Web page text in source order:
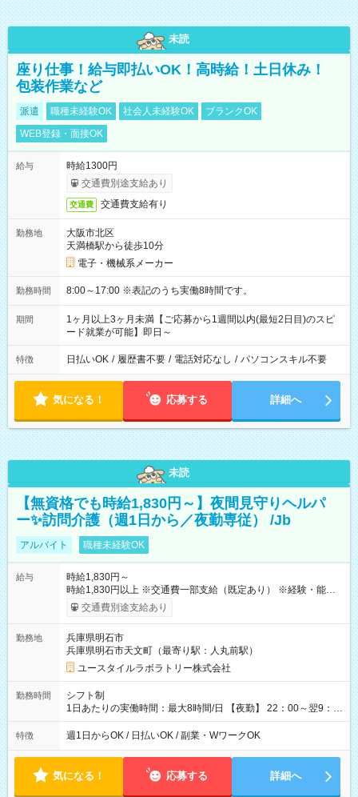
未読
座り仕事！給与即払いOK！高時給！土日休み！
包装作業など
派遣 職種未経験OK 社会人未経験OK
ブランクOK
WEB登録・面接OK
給与
時給1300円
交通費別途支給あり
交通費 交通費支給有り
勤務地
大阪市北区
天満橋駅から徒歩10分
電子・機械系メーカー
勤務時間 8:00～17:00 ※表記のうち実働8時間です。
期間
1ヶ月以上3ヶ月未満【ご応募から1週間以内(最短2日目)のスピ
ード就業が可能】即日～
特徴 日払いOK / 履歴書不要 / 電話対応なし / パソコンスキル不要
気になる！ 応募する 詳細へ
未読
【無資格でも時給1,830円～】夜間見守りヘルパ
ー✨訪問介護（週1日から／夜勤専従） /Jb
アルバイト 職種未経験OK
給与
時給1,830円～
時給1,830円以上 ※交通費一部支給（既定あり） ※経験・能力を
考慮して決定します 【収入例】 週1回勤務の場合：1,830円×8時
間×4回=5万8,560円 週3回勤務の場合：1,830円×8時間×12回
月 ※ 雇用形態と給与に、本採用時と異なる部分があります。 雇
用形態：本採用時と同じです。 給与：時給 1,550円以上
交通費別途支給あり
勤務地
兵庫県明石市
兵庫県明石市天文町（最寄り駅：人丸前駅）
ユースタイルラボラトリー株式会社
勤務時間
シフト制
1日あたりの実働時間：最大8時間/日 【夜勤】 22：00～翌9：
00 ※週1日～OK ／ 夜勤専従 ＊＊ 勤務時間例 ＊＊ ■22時か
ら翌7時 ■23時から翌8時 ■24時から翌9時 など ※上記の時間
ます。 ※曜日固定（毎週同じ曜日での勤務となります）
特徴 週1日からOK / 日払いOK / 副業・WワークOK
気になる！ 応募する 詳細へ